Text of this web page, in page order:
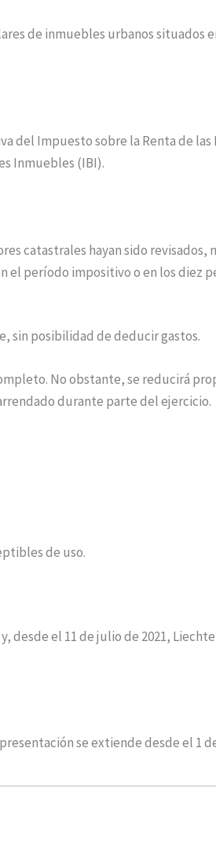
de inmuebles urbanos
del Impuesto sobre la Renta de
Inmuebles (IBI).
catastrales hayan sido
el período impositivo o en los diez
sin posibilidad de deducir gastos.
No obstante, se reducirá
durante parte del ejercicio.
de uso.
desde el 11 de julio de 2021,
se extiende desde el 1